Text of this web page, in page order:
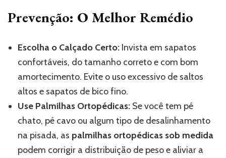
Prevenção: O Melhor Remédio
Escolha o Calçado Certo: Invista em sapatos
confortáveis, do tamanho correto e com bom
amortecimento. Evite o uso excessivo de saltos
altos e sapatos de bico fino.
Use Palmilhas Ortopédicas: Se você tem pé
chato, pé cavo ou algum tipo de desalinhamento
na pisada, as palmilhas ortopédicas sob medida
podem corrigir a distribuição de peso e aliviar a